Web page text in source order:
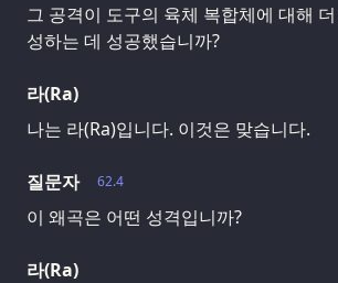
그 공격이 도구의 육체 복합체에 대해
성하는 데 성공했습니까?
라(Ra)
나는 라(Ra)입니다. 이것은 맞습니다.
62.4
질문자
이 왜곡은 어떤 성격입니까?
라(Ra)